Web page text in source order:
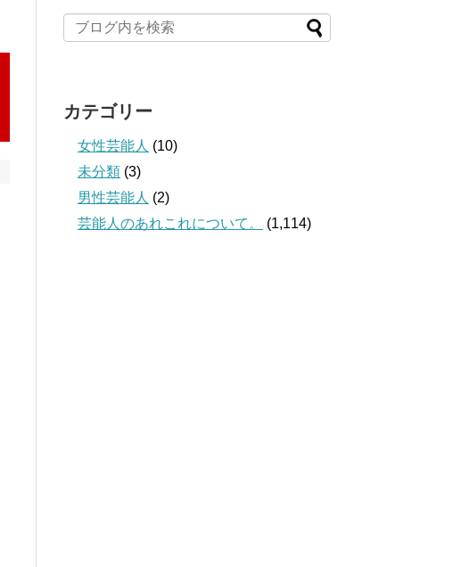
カテゴリー
女性芸能人 (10)
未分類 (3)
男性芸能人 (2)
芸能人のあれこれについて。
(1,114)